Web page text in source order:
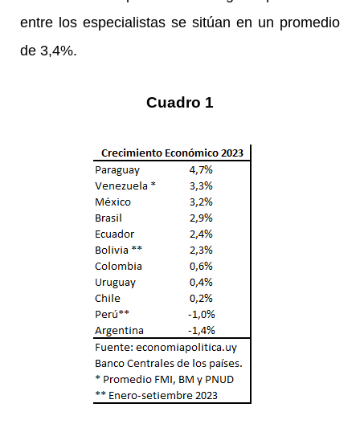
entre los especialistas se sitúan en un promedio
de 3,4%.
Cuadro 1